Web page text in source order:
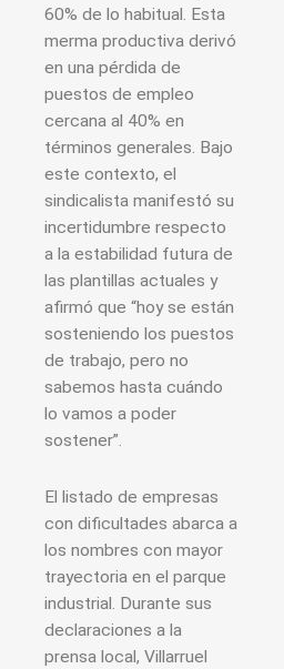
60% de lo habitual. Esta
merma productiva derivó
en una pérdida de
puestos de empleo
cercana al 40% en
términos generales. Bajo
este contexto, el
sindicalista manifestó su
incertidumbre respecto
a la estabilidad futura de
las plantillas actuales y
afirmó que “hoy se están
sosteniendo los puestos
de trabajo, pero no
sabemos hasta cuándo
lo vamos a poder
sostener”.
El listado de empresas
con dificultades abarca a
los nombres con mayor
trayectoria en el parque
industrial. Durante sus
declaraciones a la
prensa local, Villarruel